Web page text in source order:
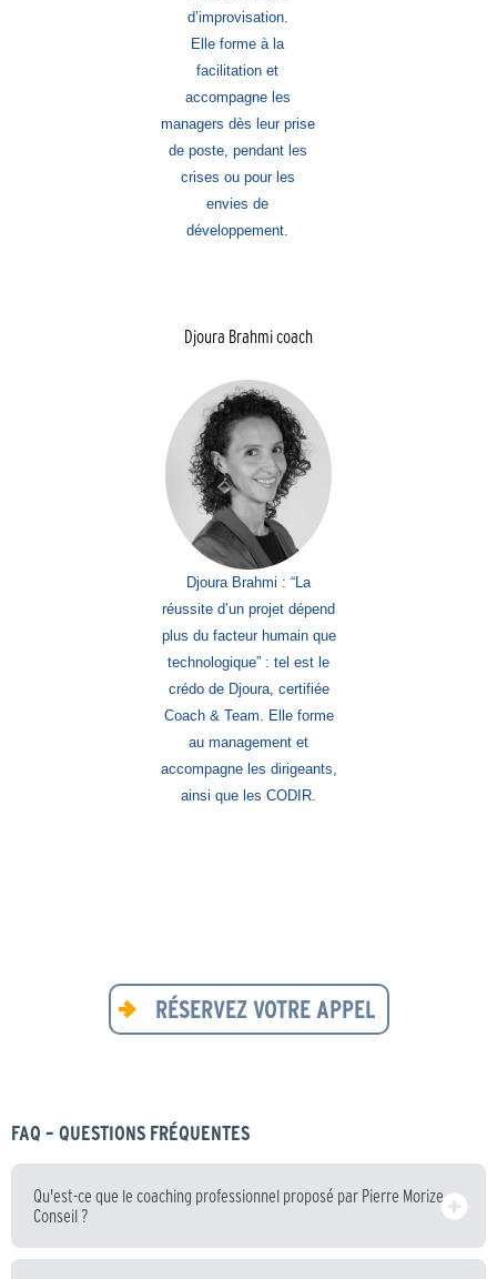
d’improvisation.
Elle forme à la
facilitation et
accompagne les
managers dès leur prise
de poste, pendant les
crises ou pour les
envies de
développement.
Djoura Brahmi coach
Djoura Brahmi : “La
réussite d’un projet dépend
plus du facteur humain que
technologique” : tel est le
crédo de Djoura, certifiée
Coach & Team. Elle forme
au management et
accompagne les dirigeants,
ainsi que les CODIR.
RÉSERVEZ VOTRE APPEL
FAQ – QUESTIONS FRÉQUENTES
Qu'est-ce que le coaching professionnel proposé par Pierre Morize
Conseil ?